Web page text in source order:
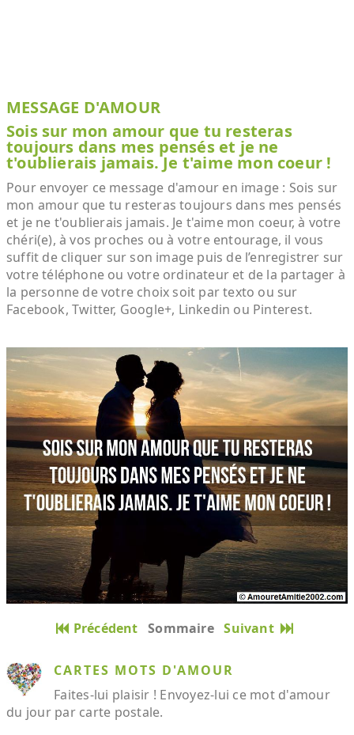
MESSAGE D'AMOUR
Sois sur mon amour que tu resteras
toujours dans mes pensés et je ne
t'oublierais jamais. Je t'aime mon coeur !
Pour envoyer ce message d'amour en image : Sois sur
mon amour que tu resteras toujours dans mes pensés
et je ne t'oublierais jamais. Je t'aime mon coeur, à votre
chéri(e), à vos proches ou à votre entourage, il vous
suffit de cliquer sur son image puis de l’enregistrer sur
votre téléphone ou votre ordinateur et de la partager à
la personne de votre choix soit par texto ou sur
Facebook, Twitter, Google+, Linkedin ou Pinterest.
Précédent Sommaire Suivant
CARTES MOTS D'AMOUR
Faites-lui plaisir ! Envoyez-lui ce mot d'amour
du jour par carte postale.